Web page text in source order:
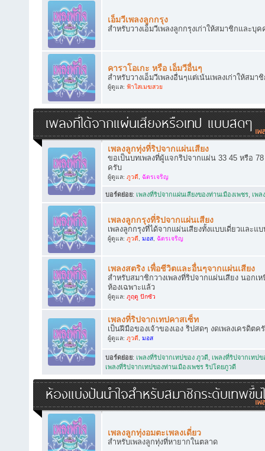
เอ็มวีเพลงลูกกรุง
สำหรับวางเอ็มวีเพลงลูกกรุงเก่าให้สมาชิกและบุ
คาราโอเกะ หรือ เอ็มวีอื่นๆ
สำหรับวางเอ็มวีเพลงอื่นๆแต่เน้นเพลงเก่าให้สม
ผู้ดูแล: ฟ้าใสเมฆสวย
เพลงที่ได้จากแผ่นเสียงหรือเทป แบบสดๆ
เพลงลูกทุ่งที่ริปจากแผ่นเสียง
ขอเป็นบทเพลงที่ผู้แจกริปจากแผ่น 33 45 หรือ 78
ครับ
ผู้ดูแล: ภูวดี, ฉัตรเจริญ
บอร์ดย่อย: เพลงที่ริปจากแผ่นเสียงของท่านเมืองเพชร เพล
เพลงลูกกรุงที่ริปจากแผ่นเสียง
เพลงลูกกรุงที่ได้จากแผ่นเสียงทั้งแบบเดี่ยวและแ
ผู้ดูแล: ภูวดี, มอส, ฉัตรเจริญ
เพลงสตริง เพื่อชีวิตและอื่นๆจากแผ่นเสียง
สำหรับสมาชิกวางเพลงที่ริปจากแผ่นเสียง นอกเ
ห้องเฉพาะแล้ว
ผู้ดูแล: ภูฤดู ปักซัว
เพลงที่ริปจากเทปคาสเซ็ท
เป็นฝีมือของเจ้าของเอง ริปสดๆ งดเพลงเครดิตค
ผู้ดูแล: ภูวดี, มอส
บอร์ดย่อย: เพลงที่ริปจากเทปของ ภูวดี เพลงที่ริปจากเทป
เพลงที่ริปจากเทปของท่านเมืองเพชร ริปโดยภูวดี
ห้องแบ่งปันน้ำใจสำหรับสมาชิกระดับเทพขึ้น
เพลงลูกทุ่งอมตะเพลงเดี่ยว
สำหรับเพลงลูกทุ่งที่หายากในตลาด